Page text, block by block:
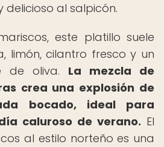
delicioso al salpicón.
este platillo suele
limón, cilantro fresco y un
de oliva. La mezcla de
crea una explosión de
bocado, ideal para
caluroso de verano. El
al estilo norteño es una